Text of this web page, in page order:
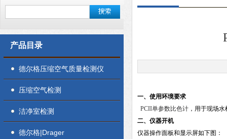
产品目录
德尔格压缩空气质量检测仪
压缩空气检测
洁净室检测
德尔格|Drager
一、使用环境要求
PCII单参数比色计 ，用于现场
二、仪器开机
仪器操作面板和显示屏如下图：